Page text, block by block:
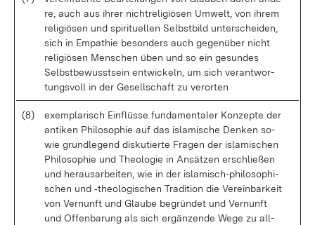
re, auch aus ih­rer nicht­re­li­giö­sen Um­welt, von ih­rem
re­li­giö­sen und spi­ri­tu­el­len Selbst­bild un­ter­schei­den,
sich in Em­pa­thie be­son­ders auch ge­gen­über nicht
re­li­giö­sen Men­schen üben und so ein ge­sun­des
Selbst­be­wusst­sein ent­wi­ckeln, um sich ver­ant­wor­
tungs­voll in der Ge­sell­schaft zu ver­or­ten
(8)
ex­em­pla­risch Ein­flüs­se fun­da­men­ta­ler Kon­zep­te der
an­ti­ken Phi­lo­so­phie auf das is­la­mi­sche Den­ken so­
wie grund­le­gend dis­ku­tier­te Fra­gen der is­la­mi­schen
Phi­lo­so­phie und Theo­lo­gie in An­sät­zen er­schlie­ßen
und her­aus­ar­bei­ten, wie in der is­la­misch-phi­lo­so­phi­
schen und ‑theo­lo­gi­schen Tra­di­ti­on die Ver­ein­bar­keit
von Ver­nunft und Glau­be be­grün­det und Ver­nunft
und Of­fen­ba­rung als sich er­gän­zen­de We­ge zu all­